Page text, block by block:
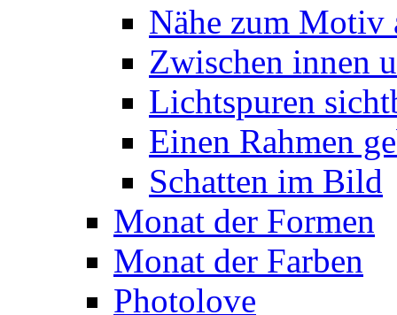
Nähe zum Motiv
Zwischen innen
Lichtspuren
Einen Rahmen
Schatten im Bild
Monat der Formen
Monat der Farben
Photolove